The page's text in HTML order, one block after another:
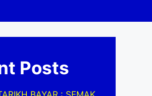
Posts